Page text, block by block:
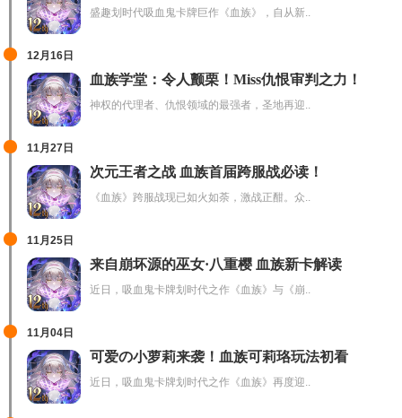
盛趣划时代吸血鬼卡牌巨作《血族》，自从新..
12月16日
血族学堂：令人颤栗！Miss仇恨审判之力！
神权的代理者、仇恨领域的最强者，圣地再迎..
11月27日
次元王者之战 血族首届跨服战必读！
《血族》跨服战现已如火如荼，激战正酣。众..
11月25日
来自崩坏源的巫女·八重樱 血族新卡解读
近日，吸血鬼卡牌划时代之作《血族》与《崩..
11月04日
可爱の小萝莉来袭！血族可莉珞玩法初看
近日，吸血鬼卡牌划时代之作《血族》再度迎..